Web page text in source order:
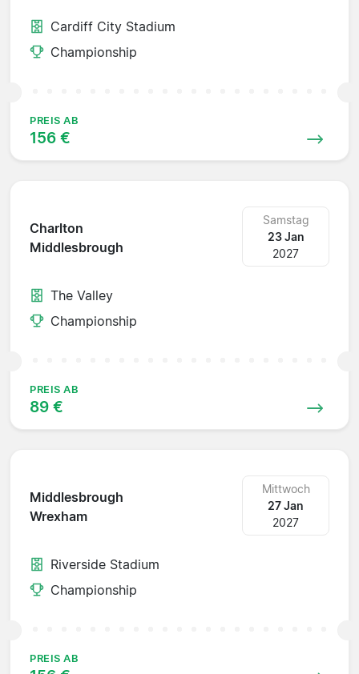
Cardiff City Stadium
Championship
PREIS AB
156 €
Charlton
Middlesbrough
Samstag
23 Jan
2027
The Valley
Championship
PREIS AB
89 €
Middlesbrough
Wrexham
Mittwoch
27 Jan
2027
Riverside Stadium
Championship
PREIS AB